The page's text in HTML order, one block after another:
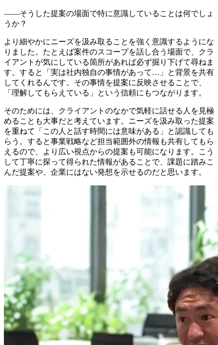
――そうした提案の場面で特に意識していることは何でしょ
うか？
より細やかにニーズを汲み取ることを強く意識するようにな
りました。たとえば案件のスコープを話し合う場面で、クラ
イアントが気にしている箇所があれば必ず掘り下げて尋ねま
す。すると「実は社内独自の事情があって…」と背景を共有
してくれるんです。その事情を提案に反映させることで、
「理解してもらえている」という信頼にもつながります。
そのためには、クライアントのなかで気軽に話せる人を見極
めること も大事だと考えています。ニーズを汲み取った提案
を重ねて「この人と話す時間には意味がある」と認識しても
らう。すると事業戦略など担当範囲外の情報も共有してもら
えるので、より広い視点からの提案も可能になります。こう
して丁寧に探って得られた情報があることで、課題に踏みこ
んだ提案や、企業にはない発想を示せるのだと思います。